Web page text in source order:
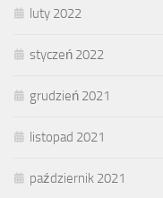
luty 2022
styczeń 2022
grudzień 2021
listopad 2021
październik 2021